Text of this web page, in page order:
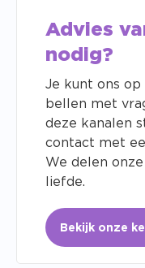
Advies
nodig?
Je kunt ons
bellen met
deze kanalen
contact met
We delen
liefde.
Bekijk onze